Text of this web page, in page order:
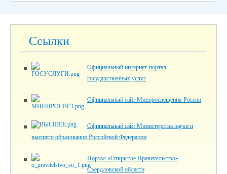
Ссылки
Официальный интернет-портал
государственных услуг
Официальный сайт Минпросвещения России
Официальный сайт Министерства науки и
высшего образования Российской Федерации
Портал «Открытое Правительство»
Свердловской области